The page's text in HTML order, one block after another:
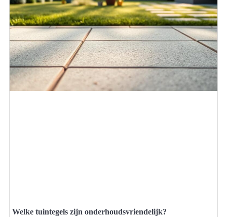
Welke tuintegels zijn onderhoudsvriendelijk?